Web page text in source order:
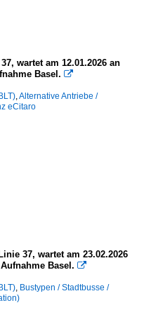
wartet am 12.01.2026 an
Basel. 
,Alternative Antriebe /
eCitaro
37, wartet am 23.02.2026
Basel. 
, Bustypen / Stadtbusse /